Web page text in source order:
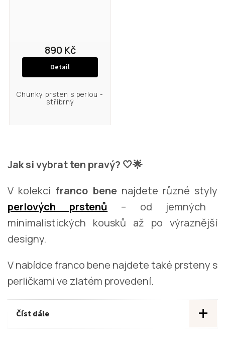
Chunky prsten s perlou -
stříbrný
890 Kč
Detail
Jak si vybrat ten pravý? 🤍🌟
V kolekci franco benenajdete různé styly
perlových prstenů – od jemných
minimalistických kousků až po výraznější
designy.
V nabídce franco bene najdete také prsteny s
perličkami ve zlatém provedení.
Číst dále +